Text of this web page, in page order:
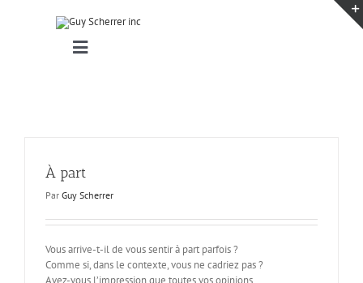
Toggle
À part
Par Guy Scherrer
Vous arrive-t-il de vous sentir à part parfois ?
Comme si, dans le contexte, vous ne cadriez pas ?
Avez-vous l’impression que toutes vos opinions